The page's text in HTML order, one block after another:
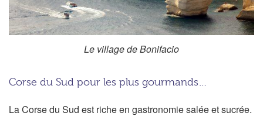
Le village de Bonifacio
Corse du Sud pour les plus gourmands…
La Corse du Sud est riche en gastronomie salée et sucrée.